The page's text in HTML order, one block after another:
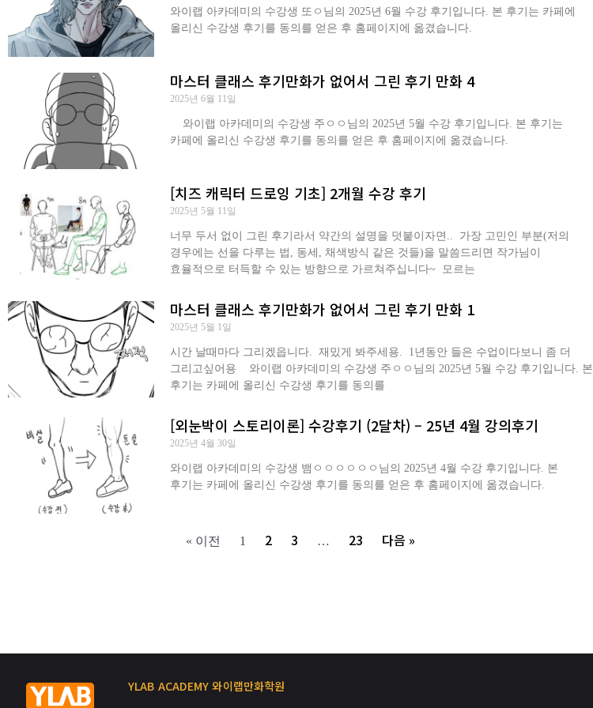
와이랩 아카데미의 수강생 또ㅇ님의 2025년 6월 수강 후기입니다. 본 후기는 카페에
올리신 수강생 후기를 동의를 얻은 후 홈페이지에 옮겼습니다.
마스터 클래스 후기만화가 없어서 그린 후기 만화 4
2025년 6월 11일
와이랩 아카데미의 수강생 주ㅇㅇ님의 2025년 5월 수강 후기입니다. 본 후기는
카페에 올리신 수강생 후기를 동의를 얻은 후 홈페이지에 옮겼습니다.
[치즈 캐릭터 드로잉 기초] 2개월 수강 후기
2025년 5월 11일
너무 두서 없이 그린 후기라서 약간의 설명을 덧붙이자면.. ​ 가장 고민인 부분(저의
경우에는 선을 다루는 법, 동세, 채색방식 같은 것들)을 말씀드리면 작가님이
효율적으로 터득할 수 있는 방향으로 가르쳐주십니다~ ​ 모르는
마스터 클래스 후기만화가 없어서 그린 후기 만화 1
2025년 5월 1일
시간 날때마다 그리겠읍니다. ​ 재밌게 봐주세용. ​ 1년동안 들은 수업이다보니 좀 더
그리고싶어용 ​ 와이랩 아카데미의 수강생 주ㅇㅇ님의 2025년 5월 수강 후기입니다. 본
후기는 카페에 올리신 수강생 후기를 동의를
[외눈박이 스토리이론] 수강후기 (2달차) – 25년 4월 강의후기
2025년 4월 30일
와이랩 아카데미의 수강생 뱀ㅇㅇㅇㅇㅇㅇ님의 2025년 4월 수강 후기입니다. 본
후기는 카페에 올리신 수강생 후기를 동의를 얻은 후 홈페이지에 옮겼습니다.
« 이전 1 2 3 … 23 다음 »
YLAB ACADEMY 와이랩만화학원